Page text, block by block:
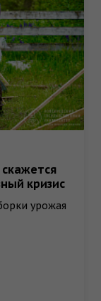
скажется
кризис
урожая